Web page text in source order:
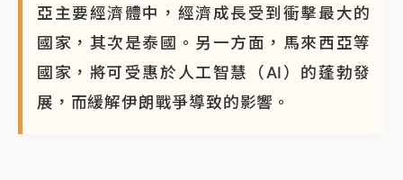
亞主要經濟體中，經濟成長受到衝擊最大的
國家，其次是泰國。另一方面，馬來西亞等
國家，將可受惠於人工智慧（AI）的蓬勃發
展，而緩解伊朗戰爭導致的影響。